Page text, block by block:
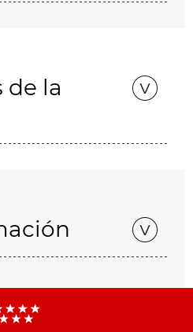
de la